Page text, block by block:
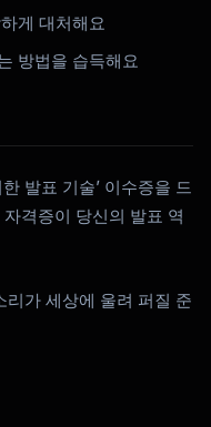
게 대처해요
방법을 습득해요
발표 기술’ 이수증을 드
격증이 당신의 발표 역
가 세상에 울려 퍼질 준